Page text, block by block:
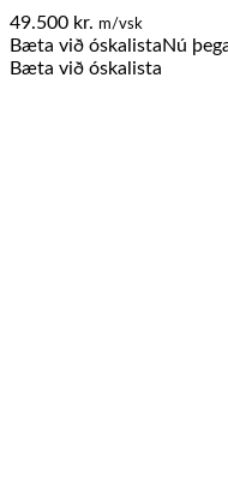
49.500 kr. m/vsk
Bæta við óskalistaNú
Bæta við óskalista